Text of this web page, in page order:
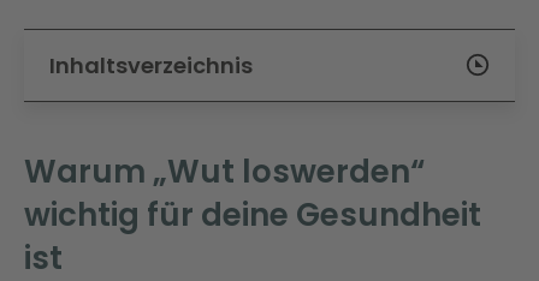
Inhaltsverzeichnis
Warum „Wut loswerden“
wichtig für deine Gesundheit
ist